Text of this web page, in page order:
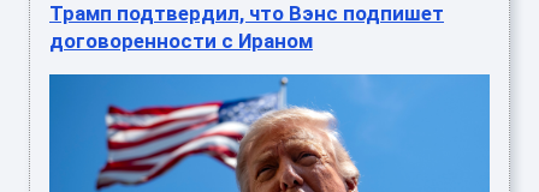
Трамп подтвердил, что Вэнс подпишет
договоренности с Ираном